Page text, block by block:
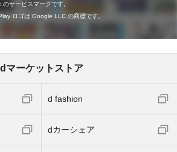
サービスマークです。
ロゴは Google LLC の商標です。
dマーケットストア
d fashion
dカーシェア